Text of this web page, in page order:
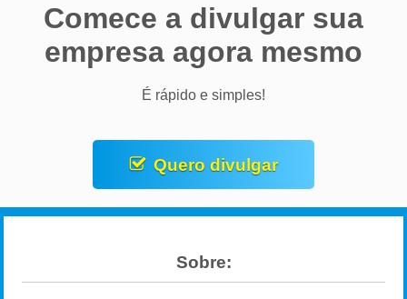
Comece a divulgar sua
empresa agora mesmo
É rápido e simples!
Quero divulgar
Sobre: